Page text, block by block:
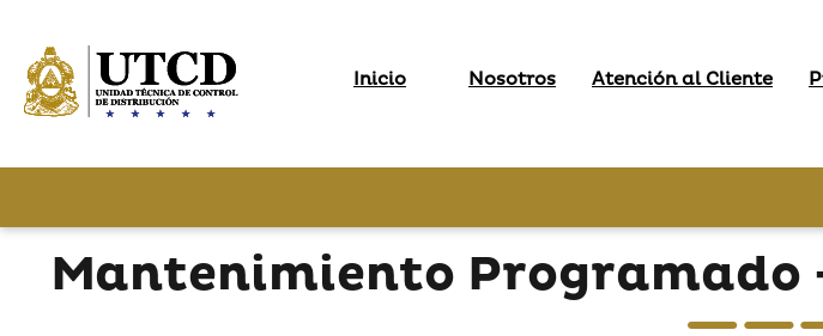
Inicio Nosotros Atención al Cliente
Mantenimiento Programado